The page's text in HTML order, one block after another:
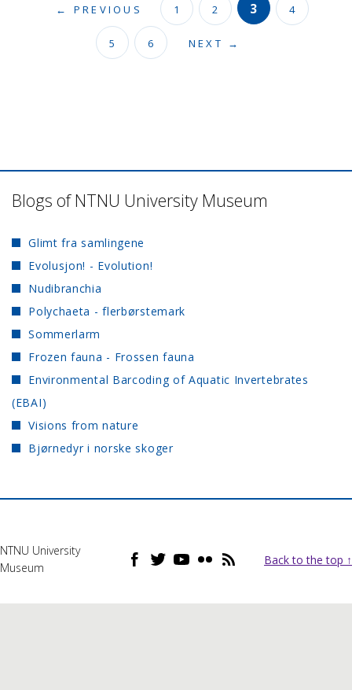
← PREVIOUS 1 2 3 4
5 6 NEXT →
Blogs of NTNU University Museum
Glimt fra samlingene
Evolusjon! - Evolution!
Nudibranchia
Polychaeta - flerbørstemark
Sommerlarm
Frozen fauna - Frossen fauna
Environmental Barcoding of Aquatic Invertebrates
(EBAI)
Visions from nature
Bjørnedyr i norske skoger
NTNU University
Museum
Back to the top ↑